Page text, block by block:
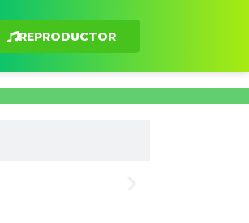
REPRODUCTOR